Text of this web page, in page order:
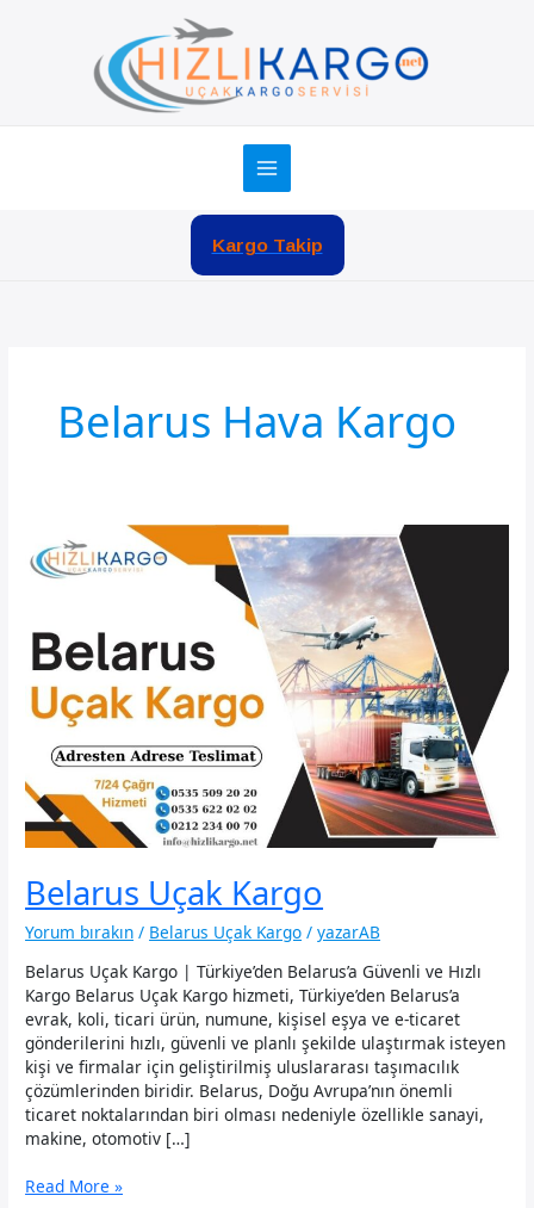
Kargo Takip
Belarus Hava Kargo
Belarus Uçak Kargo
Yorum bırakın / Belarus Uçak Kargo /yazarAB
Belarus Uçak Kargo | Türkiye’den Belarus’a Güvenli ve Hızlı
Kargo Belarus Uçak Kargo hizmeti, Türkiye’den Belarus’a
evrak, koli, ticari ürün, numune, kişisel eşya ve e-ticaret
gönderilerini hızlı, güvenli ve planlı şekilde ulaştırmak isteyen
kişi ve firmalar için geliştirilmiş uluslararası taşımacılık
çözümlerinden biridir. Belarus, Doğu Avrupa’nın önemli
ticaret noktalarından biri olması nedeniyle özellikle sanayi,
makine, otomotiv […]
Belarus
Read More »